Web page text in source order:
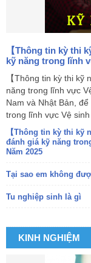
【Thông tin kỳ thi
kỹ năng trong lĩnh
【Thông tin kỳ thi
năng trong lĩnh vực
Nam và Nhật Bản,
trong lĩnh vực Vệ
【Thông tin kỳ thi kỹ
đánh giá kỹ năng
Năm 2025
Tại sao em không
Tu nghiệp sinh là gì
KINH NGHIỆM